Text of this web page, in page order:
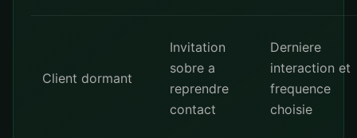
Client dormant
Invitation
sobre a
reprendre
contact
Derniere
interaction et
frequence
choisie